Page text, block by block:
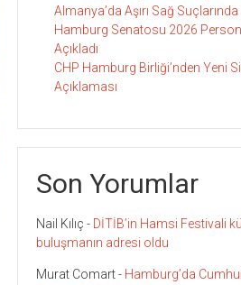
Almanya’da Aşırı Sağ
Hamburg Senatosu 2026
Açıkladı
CHP Hamburg Birliği’nden Yeni
Açıklaması
Son Yorumlar
Nail Kılıç - DİTİB’in Hamsi Festivali
buluşmanın adresi oldu
Murat Comart- Hamburg’da